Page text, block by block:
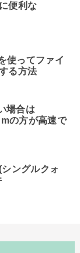
便利な
使ってファイ
る方法
場合は
の方が高速で
ングルクォ